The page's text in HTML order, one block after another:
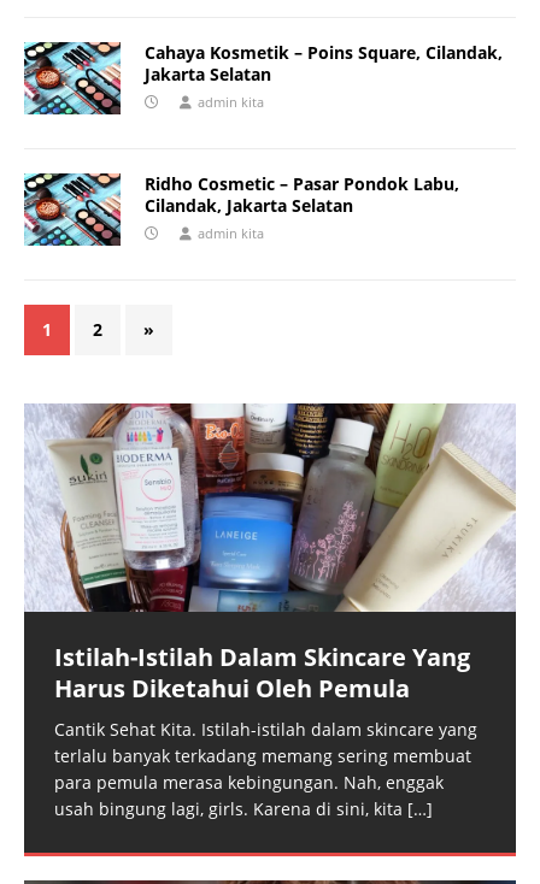
Cahaya Kosmetik – Poins Square, Cilandak,
Jakarta Selatan
admin kita
Ridho Cosmetic – Pasar Pondok Labu,
Cilandak, Jakarta Selatan
admin kita
1 2 »
Istilah-Istilah Dalam Skincare Yang
Harus Diketahui Oleh Pemula
Cantik Sehat Kita. Istilah-istilah dalam skincare yang
terlalu banyak terkadang memang sering membuat
para pemula merasa kebingungan. Nah, enggak
usah bingung lagi, girls. Karena di sini, kita […]